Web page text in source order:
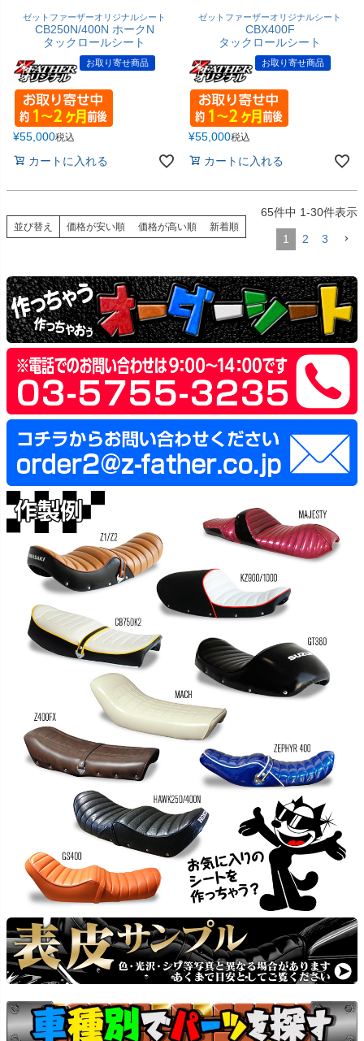
ゼットファーザーオリジナルシート
CB250N/400N ホークN
タックロールシート
お取り寄せ商品
¥55,000税込
カートに入れる
ゼットファーザーオリジナルシート
CBX400F
タックロールシート
お取り寄せ商品
¥55,000税込
カートに入れる
並び替え 価格が安い順 価格が高い順 新着順
65件中 1-30件表示
1 2 3